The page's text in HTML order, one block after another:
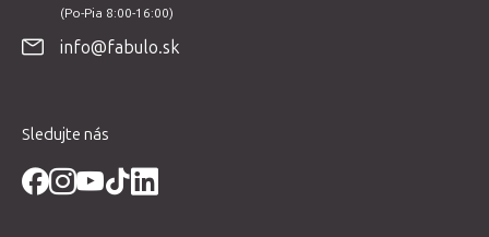
info@fabulo.sk
Sledujte nás